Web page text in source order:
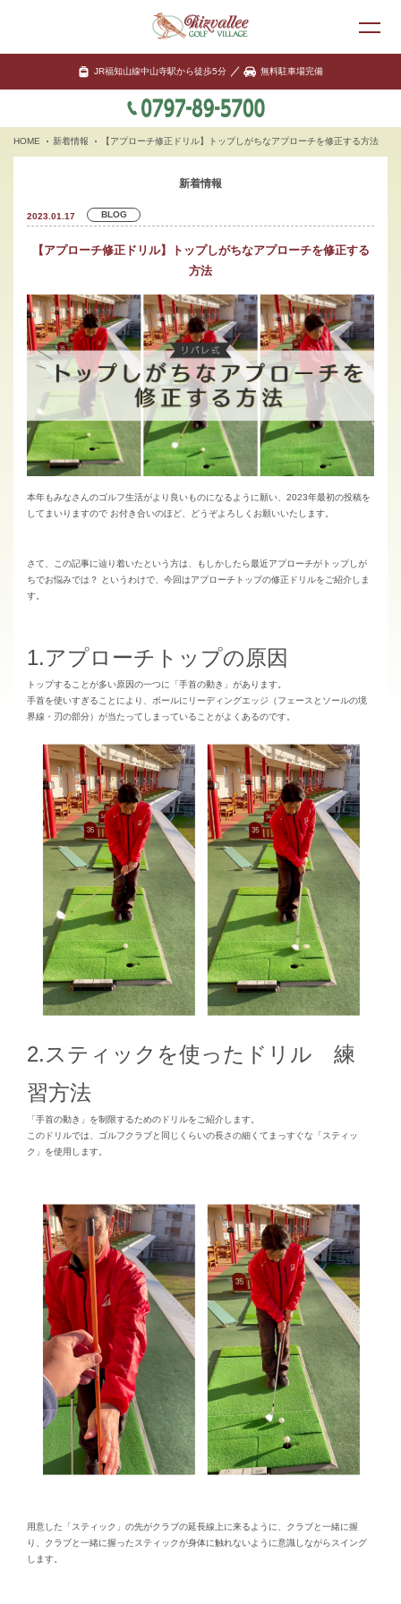
JR福知山線中山寺駅から徒歩5分 無料駐車場完備
HOME 新着情報 【アプローチ修正ドリル】トップしがちなアプローチを修正する方法
新着情報
2023.01.17 BLOG
【アプローチ修正ドリル】トップしがちなアプローチを修正する
方法
本年もみなさんのゴルフ生活がより良いものになるように願い、2023年最初の投稿を
してまいりますので お付き合いのほど、どうぞよろしくお願いいたします。
さて、この記事に辿り着いたという方は、もしかしたら最近アプローチがトップしが
ちでお悩みでは？ というわけで、今回はアプローチトップの修正ドリルをご紹介しま
す。
1.アプローチトップの原因
トップすることが多い原因の一つに「手首の動き」があります。
手首を使いすぎることにより、ボールにリーディングエッジ（フェースとソールの境
界線・刃の部分）が当たってしまっていることがよくあるのです。
2.スティックを使ったドリル 練
習方法
「手首の動き」を制限するためのドリルをご紹介します。
このドリルでは、ゴルフクラブと同じくらいの長さの細くてまっすぐな「スティッ
ク」を使用します。
用意した「スティック」の先がクラブの延長線上に来るように、クラブと一緒に握
り、クラブと一緒に握ったスティックが身体に触れないように意識しながらスイング
します。